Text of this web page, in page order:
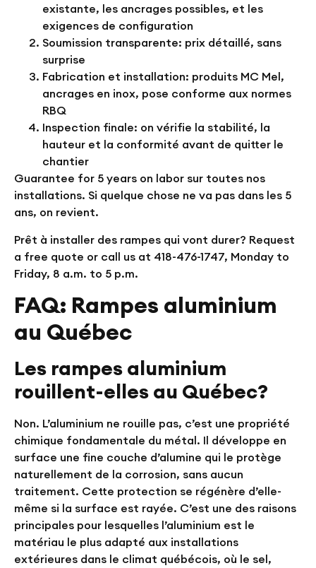
existante, les ancrages possibles, et les
exigences de configuration
Soumission transparente: prix détaillé, sans
surprise
Fabrication et installation: produits MC Mel,
ancrages en inox, pose conforme aux normes
RBQ
Inspection finale: on vérifie la stabilité, la
hauteur et la conformité avant de quitter le
chantier
Guarantee for 5 years on labor sur toutes nos
installations. Si quelque chose ne va pas dans les 5
ans, on revient.
Prêt à installer des rampes qui vont durer? Request
a free quote or call us at 418-476-1747, Monday to
Friday, 8 a.m. to 5 p.m.
FAQ: Rampes aluminium
au Québec
Les rampes aluminium
rouillent-elles au Québec?
Non. L’aluminium ne rouille pas, c’est une propriété
chimique fondamentale du métal. Il développe en
surface une fine couche d’alumine qui le protège
naturellement de la corrosion, sans aucun
traitement. Cette protection se régénère d’elle-
même si la surface est rayée. C’est une des raisons
principales pour lesquelles l’aluminium est le
matériau le plus adapté aux installations
extérieures dans le climat québécois, où le sel,